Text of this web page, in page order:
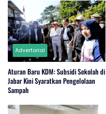
Advertorial
Aturan Baru KDM: Subsidi Sekolah di
Jabar Kini Syaratkan Pengelolaan
Sampah